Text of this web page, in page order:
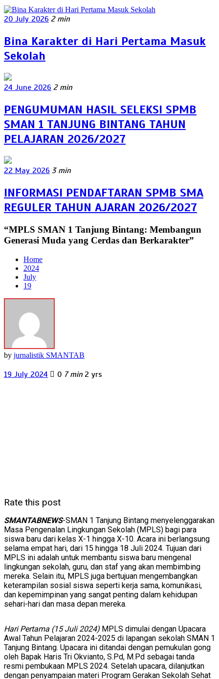
20 July 2026 2 min
Bina Karakter di Hari Pertama Masuk
Sekolah
24 June 2026 2 min
PENGUMUMAN HASIL SELEKSI SPMB
SMAN 1 TANJUNG BINTANG TAHUN
PELAJARAN 2026/2027
22 May 2026 3 min
INFORMASI PENDAFTARAN SPMB SMA
REGULER TAHUN AJARAN 2026/2027
“MPLS SMAN 1 Tanjung Bintang: Membangun
Generasi Muda yang Cerdas dan Berkarakter”
Home
2024
July
19
by jurnalistik SMANTAB
19 July 2024 0 7 min 2 yrs
Rate this post
SMANTABNEWS-SMAN 1 Tanjung Bintang menyelenggarakan
Masa Pengenalan Lingkungan Sekolah (MPLS) bagi para
siswa baru dari kelas X-1 hingga X-10. Acara ini berlangsung
selama empat hari, dari 15 hingga 18 Juli 2024. Tujuan dari
MPLS ini adalah untuk membantu siswa baru mengenal
lingkungan sekolah, guru, dan staf yang akan membimbing
mereka. Selain itu, MPLS juga bertujuan mengembangkan
keterampilan sosial siswa seperti kerja sama, komunikasi,
dan kepemimpinan yang sangat penting dalam kehidupan
sehari-hari dan masa depan mereka.
Hari Pertama (15 Juli 2024) MPLS dimulai dengan Upacara
Awal Tahun Pelajaran 2024-2025 di lapangan sekolah SMAN 1
Tanjung Bintang. Upacara ini ditandai dengan pemukulan gong
oleh Bapak Haris Tri Okvianto, S.Pd, M.Pd sebagai tanda
resmi pembukaan MPLS 2024. Setelah upacara, dilanjutkan
dengan penyampaian materi Program Gerakan Sekolah Sehat